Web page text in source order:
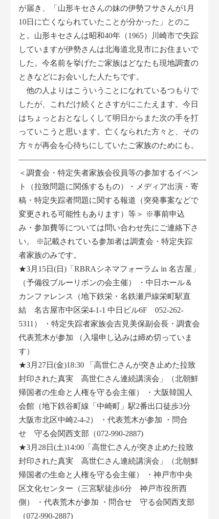
が届き、「山形キセさんの妹の伊勢フサさんが1月
10日に亡くなられていたことが分かった」とのこ
と。山形キセさんは昭和40年（1965）川崎市で失踪
していますが伊勢さんは北海道北見市にお住まいで
した。今名前を挙げたご家族はどなたも現地調査の
ときなどにお会いした人たちです。
他の人よりはこういうことになれているつもりで
したが、これだけ続くとさすがにこたえます。今日
はちょっとおとなしくして明日からまた次の手を打
っていこうと思います。亡くなられた方々と、その
方々が再会を心待ちにしていたご家族のためにも。
————————————————————————
＜調査会・特定失者家族会役員等の参加するイベン
ト（拉致問題に関係するもの）・メディア出演・寄
稿・特定失踪者問題に関する報道（突発事案などで
変更される可能性もあります）等＞ ※事前申込
み・参加費等については問い合わせ先にご連絡下さ
い。 ※記載されている参加者は調査会・特定失踪
者家族のみです。
★3月15日(日)「RBRAシネマフォーラム in 名古屋」
（予備役ブルーリボンの会主催） ・中日ホール＆
カンファレンス（地下鉄栄・名鉄瀬戸線栄町駅直
結 名古屋市中区栄4-1-1 中日ビル6F 052-262-
5311） ・特定失踪者家族会吉見美保副会長・調査会
代表荒木が参加 （入場申し込みは締め切っていま
す）
★3月27日(金)18:30 「高世仁さんが突き止めた拉致
封印された真実 高世仁さん連続講演会」（北朝鮮
帰国者の生命と人権を守る会主催） ・大阪韓国人
会館（地下鉄谷町線「中崎町」駅2番出口徒歩3分
大阪市北区中崎2-4-2） ・代表荒木が参加 ・問合
せ 守る会関西支部（072-990-2887)
★3月28日(土)14:00「高世仁さんが突き止めた拉致
封印された真実 高世仁さん連続講演会」（北朝鮮
帰国者の生命と人権を守る会主催） ・神戸市中央
区文化センター（三宮駅徒歩6分 神戸市役所西
側） ・代表荒木が参加 ・問合せ 守る会関西支部
（072-990-2887)